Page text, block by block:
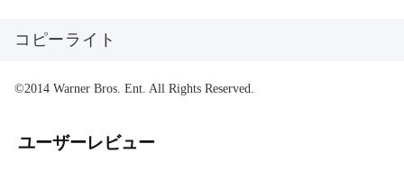
コピーライト
©2014 Warner Bros. Ent. All Rights Reserved.
ユーザーレビュー